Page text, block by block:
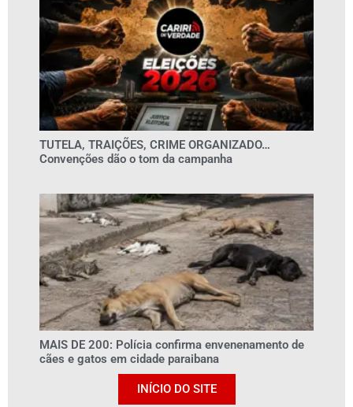
TUTELA, TRAIÇÕES, CRIME ORGANIZADO…
Convenções dão o tom da campanha
MAIS DE 200: Polícia confirma envenenamento de
cães e gatos em cidade paraibana
INÍCIO DO SITE